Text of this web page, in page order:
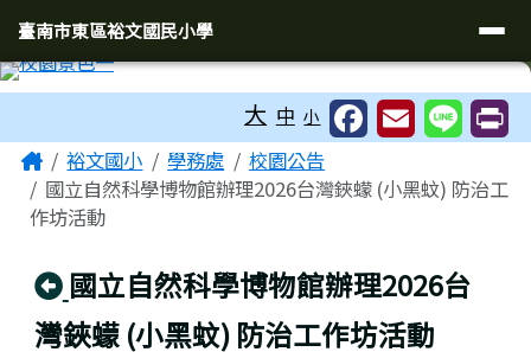
臺南市東區裕文國民小學
導覽列
臺南市東區裕文國民小學
大 中 小
主內容區域
Home裕文國小 學務處
校園公告
國立自然科學博物館辦理2026台灣鋏蠓 (小黑蚊) 防治工
作坊活動
回上頁
國立自然科學博物館辦理2026台
灣鋏蠓 (小黑蚊) 防治工作坊活動
頁尾區域